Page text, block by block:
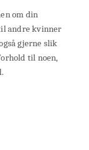
om din
andre kvinner
gjerne slik
til noen,